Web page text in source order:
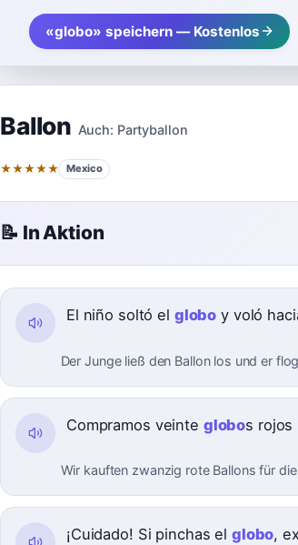
«globo» speichern — Kostenlos
Ballon Auch: Partyballon
★★★★★ Mexico
📝 In Aktion
El niño soltó el globo y voló
Der Junge ließ den Ballon los und er
Compramos veinte globos rojos
Wir kauften zwanzig rote Ballons für
¡Cuidado! Si pinchas el globo,